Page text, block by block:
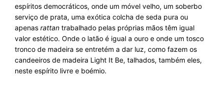
espíritos democráticos, onde um móvel velho, um soberbo
serviço de prata, uma exótica colcha de seda pura ou
apenas rattan trabalhado pelas próprias mãos têm igual
valor estético. Onde o latão é igual a ouro e onde um tosco
tronco de madeira se entretém a dar luz, como fazem os
candeeiros de madeira Light It Be, talhados, também eles,
neste espírito livre e boémio.